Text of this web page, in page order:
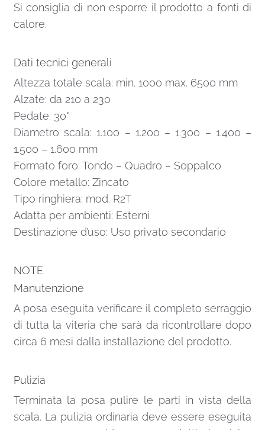
Si consiglia di non esporre il prodotto a fonti di
calore.
Dati tecnici generali
Altezza totale scala: min. 1000 max. 6500 mm
Alzate: da 210 a 230
Pedate: 30°
Diametro scala: 1.100 – 1.200 – 1.300 – 1.400 –
1.500 – 1.600 mm
Formato foro: Tondo – Quadro – Soppalco
Colore metallo: Zincato
Tipo ringhiera: mod. R2T
Adatta per ambienti: Esterni
Destinazione d’uso: Uso privato secondario
NOTE
Manutenzione
A posa eseguita verificare il completo serraggio
di tutta la viteria che sarà da ricontrollare dopo
circa 6 mesi dalla installazione del prodotto.
Pulizia
Terminata la posa pulire le parti in vista della
scala. La pulizia ordinaria deve essere eseguita